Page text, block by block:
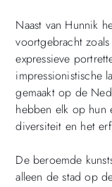
Naast van Hunnik
voortgebracht
expressieve
impressionistische
gemaakt op de
hebben elk op hun
diversiteit en het
De beroemde
alleen de stad op